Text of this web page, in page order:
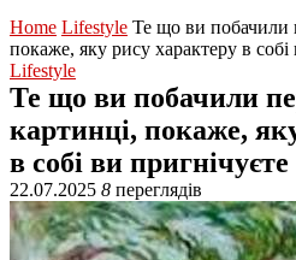
Home Lifestyle Те що ви побачили
покаже, яку рису характеру в собі
Lifestyle
Те що ви побачили
картинці, покаже,
в собі ви пригнічуєте
22.07.2025 8 переглядів